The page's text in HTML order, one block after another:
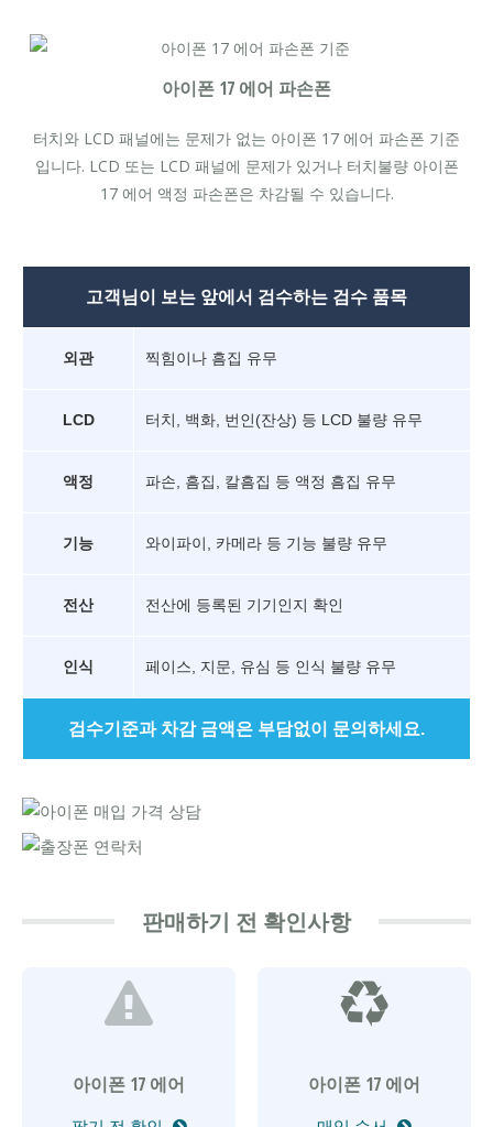
아이폰 17 에어 파손폰
터치와 LCD 패널에는 문제가 없는 아이폰 17 에어 파손폰 기준
입니다. LCD 또는 LCD 패널에 문제가 있거나 터치불량 아이폰
17 에어 액정 파손폰은 차감될 수 있습니다.
고객님이 보는 앞에서 검수하는 검수 품목
외관 찍힘이나 흠집 유무
LCD 터치, 백화, 번인(잔상) 등 LCD 불량 유무
액정 파손, 흠집, 칼흠집 등 액정 흠집 유무
기능 와이파이, 카메라 등 기능 불량 유무
전산 전산에 등록된 기기인지 확인
인식 페이스, 지문, 유심 등 인식 불량 유무
검수기준과 차감 금액은 부담없이 문의하세요.
판매하기 전 확인사항
아이폰 17 에어 아이폰 17 에어